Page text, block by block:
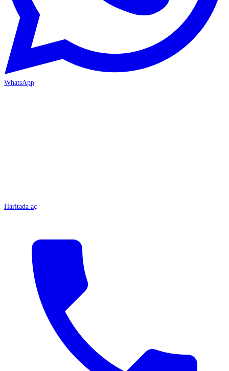
WhatsApp
Haritada aç